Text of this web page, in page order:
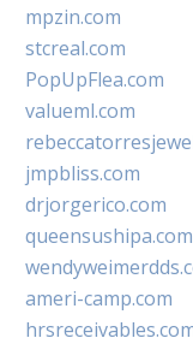
mpzin.com
stcreal.com
PopUpFlea.com
valueml.com
jmpbliss.com
drjorgerico.com
queensushipa.com
ameri-camp.com